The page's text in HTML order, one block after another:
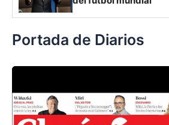
Portada de Diarios